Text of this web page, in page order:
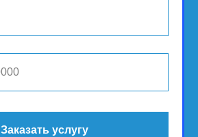
Заказать услугу